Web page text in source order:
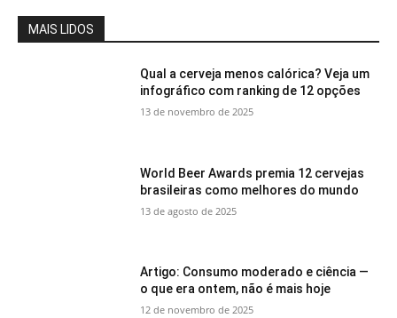
MAIS LIDOS
Qual a cerveja menos calórica? Veja um
infográfico com ranking de 12 opções
13 de novembro de 2025
World Beer Awards premia 12 cervejas
brasileiras como melhores do mundo
13 de agosto de 2025
Artigo: Consumo moderado e ciência —
o que era ontem, não é mais hoje
12 de novembro de 2025